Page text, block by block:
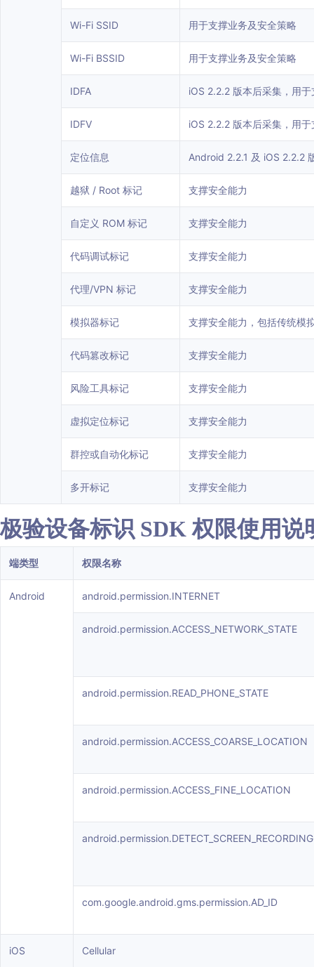
Wi-Fi SSID 用于支撑业务及安全策略
Wi-Fi BSSID 用于支撑业务及安全策略
IDFA iOS 2.2.2 版本后采集，用
IDFV iOS 2.2.2 版本后采集，用
定位信息 Android 2.2.1 及 iOS 2.2.2
越狱 / Root 标记 支撑安全能力
自定义 ROM 标记 支撑安全能力
代码调试标记 支撑安全能力
代理/VPN 标记 支撑安全能力
模拟器标记 支撑安全能力，包括传统模
代码篡改标记 支撑安全能力
风险工具标记 支撑安全能力
虚拟定位标记 支撑安全能力
群控或自动化标记 支撑安全能力
多开标记 支撑安全能力
极验设备标识 SDK 权限使用说
端类型 权限名称
Android android.permission.INTERNET
android.permission.ACCESS_NETWORK_STATE
android.permission.READ_PHONE_STATE
android.permission.ACCESS_COARSE_LOCATION
android.permission.ACCESS_FINE_LOCATION
android.permission.DETECT_SCREEN_RECORDING
com.google.android.gms.permission.AD_ID
iOS Cellular